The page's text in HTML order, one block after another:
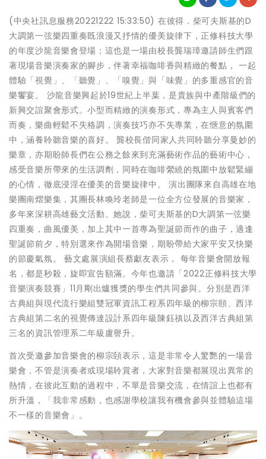
(中央社訊息服務20221222 15:33:50) 在彼得．柴可夫斯基的D
大調第一弦樂四重奏既浪漫又抒情的優美旋律下，正修科技大學
的年度沙龍音樂會登場；這也是一場由校長龔瑞璋邀請師生們跟
著現場音樂演奏家的腳步，伴著幸福咖啡香與精緻的餐點， 一起
體驗「視覺」、「聽覺」、「嗅覺」與「味覺」的多重感官的音
樂饗宴。 沙龍音樂興起於19世紀上半葉，是貴族與中產階級們的
新興交誼聚會形式。小型而精緻的演奏形式，專為主人與賓客們
而奏，樂曲輕鬆不失格調，演奏技巧亦不失專業，在愜意的氛圍
中，涵養聆聽音樂的喜好。 龔校長偕同家人共同聆聽分享曼妙的
樂章，亦期盼師長們在公務之餘來到充滿藝術作品的藝術中心，
感受音樂所帶來的生活調劑，同時在咖啡縈繞的氛圍中放鬆緊繃
的心情，徹底浸淫在優美的音樂旋律中。 演出團隊來自高雄在地
樂團南熠樂集，其團長林喚玲老師是一位全方位發展的音樂家，
多年來深耕高雄藝文活動。她說，柴可夫斯基的D大調第一弦樂
四重奏，曲風優美，加上其中一首專為聖誕節而作的曲子，適逢
聖誕節前夕，特別選來作為開場音樂，期盼帶給大家平安又快樂
的節慶氣氛。 藝文處展演組長蔡獻友表示， 每年音樂會開放報
名，都是秒殺，旋即宣告額滿。今年也邀請「2022正修科技大學
音樂演奏競賽」11月剛出爐獲獎的學生們共同參與。分別是西洋
古典組與現代流行樂組雙冠軍資訊工程系四年級的柳宗頤、西洋
古典組第二名的視覺傳達設計系四年級陳鈺禛以及西洋古典組第
三名的資訊管理系二年級盧譽升。
首次受邀參加音樂會的柳宗頣表示，這是非常令人驚艷的一場音
樂會，不管是演奏者或現場聆賞者，大家對音樂都展現出異常的
熱情，在彼此互動的過程中，不單是音樂交流，在情誼上也都有
所升溫，「我非常感動，也感謝學校讓我有機會參與並體驗這場
不一樣的音樂會」。